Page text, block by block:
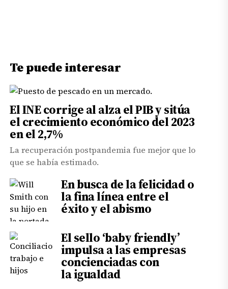
Te puede interesar
El INE corrige al alza el PIB y sitúa
el crecimiento económico del 2023
en el 2,7%
La recuperación postpandemia fue mejor que lo
que se había estimado.
En busca de la felicidad o
la fina línea entre el
éxito y el abismo
El sello ‘baby friendly’
impulsa a las empresas
concienciadas con
la igualdad